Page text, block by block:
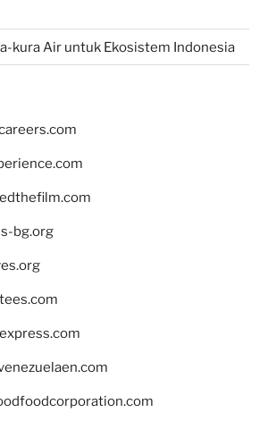
kura Air untuk Ekosistem Indonesia
bg.org